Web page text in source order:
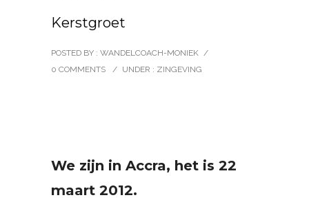
Kerstgroet
POSTED BY : WANDELCOACH-MONIEK /
0 COMMENTS
/ UNDER : ZINGEVING
We zijn in Accra, het is 22
maart 2012.